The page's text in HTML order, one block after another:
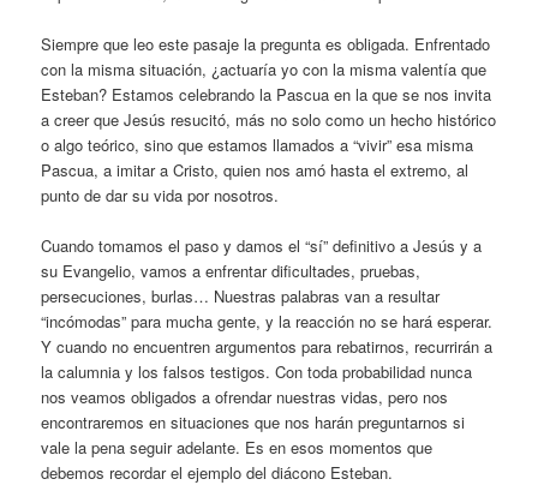
Siempre que leo este pasaje la pregunta es obligada. Enfrentado
con la misma situación, ¿actuaría yo con la misma valentía que
Esteban? Estamos celebrando la Pascua en la que se nos invita
a creer que Jesús resucitó, más no solo como un hecho histórico
o algo teórico, sino que estamos llamados a “vivir” esa misma
Pascua, a imitar a Cristo, quien nos amó hasta el extremo, al
punto de dar su vida por nosotros.
Cuando tomamos el paso y damos el “sí” definitivo a Jesús y a
su Evangelio, vamos a enfrentar dificultades, pruebas,
persecuciones, burlas… Nuestras palabras van a resultar
“incómodas” para mucha gente, y la reacción no se hará esperar.
Y cuando no encuentren argumentos para rebatirnos, recurrirán a
la calumnia y los falsos testigos. Con toda probabilidad nunca
nos veamos obligados a ofrendar nuestras vidas, pero nos
encontraremos en situaciones que nos harán preguntarnos si
vale la pena seguir adelante. Es en esos momentos que
debemos recordar el ejemplo del diácono Esteban.